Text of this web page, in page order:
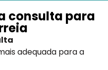
consulta para
adequada para a